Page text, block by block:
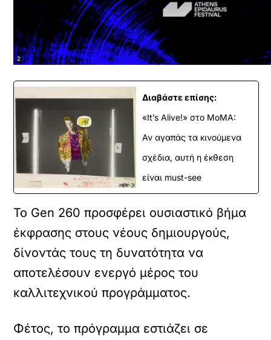
Διαβάστε επίσης:
«It’s Alive!» στο MoMA:
Αν αγαπάς τα κινούμενα
σχέδια, αυτή η έκθεση
είναι must-see
Το Gen 260 προσφέρει ουσιαστικό βήμα
έκφρασης στους νέους δημιουργούς,
δίνοντάς τους τη δυνατότητα να
αποτελέσουν ενεργό μέρος του
καλλιτεχνικού προγράμματος.
Φέτος, το πρόγραμμα εστιάζει σε